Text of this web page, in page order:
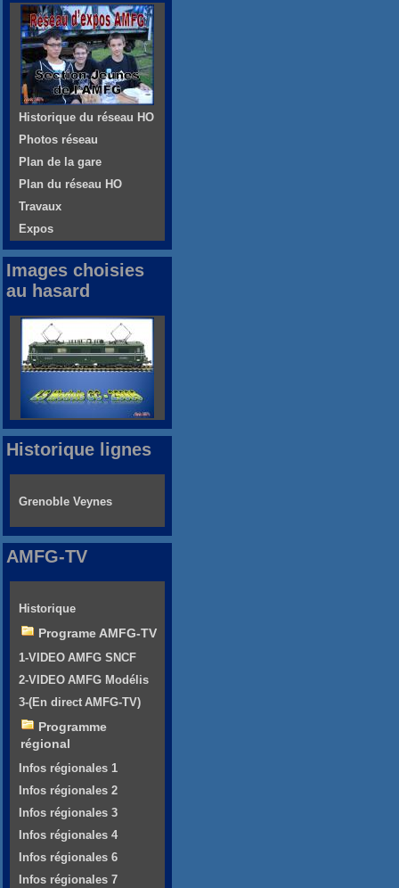
Historique du réseau HO
Photos réseau
Plan de la gare
Plan du réseau HO
Travaux
Expos
Images choisies
au hasard
Historique lignes
Grenoble Veynes
AMFG-TV
Historique
Programe AMFG-TV
1-VIDEO AMFG SNCF
2-VIDEO AMFG Modélis
3-(En direct AMFG-TV)
Programme
régional
Infos régionales 1
Infos régionales 2
Infos régionales 3
Infos régionales 4
Infos régionales 6
Infos régionales 7